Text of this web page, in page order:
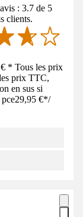
: 3.7 de 5
clients.
* Tous les prix
prix TTC,
en sus si
pce29,95 €*/